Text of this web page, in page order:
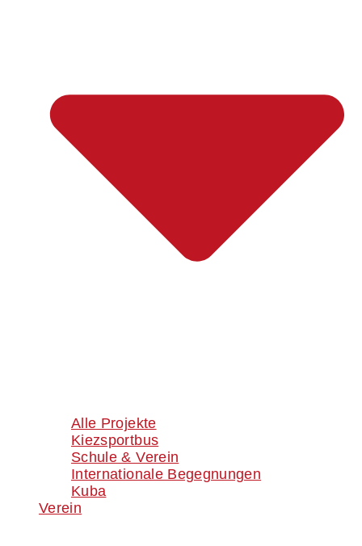
Alle Projekte
Kiezsportbus
Schule & Verein
Internationale Begegnungen
Kuba
Verein